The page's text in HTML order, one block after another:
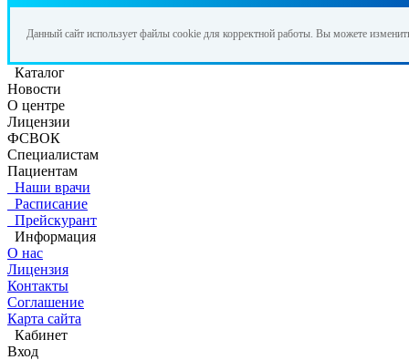
Данный сайт использует файлы cookie для корректной работы. Вы можете
Каталог
Новости
О центре
Лицензии
ФСВОК
Специалистам
Пациентам
Наши врачи
Расписание
Прейскурант
Информация
О нас
Лицензия
Контакты
Соглашение
Карта сайта
Кабинет
Вход